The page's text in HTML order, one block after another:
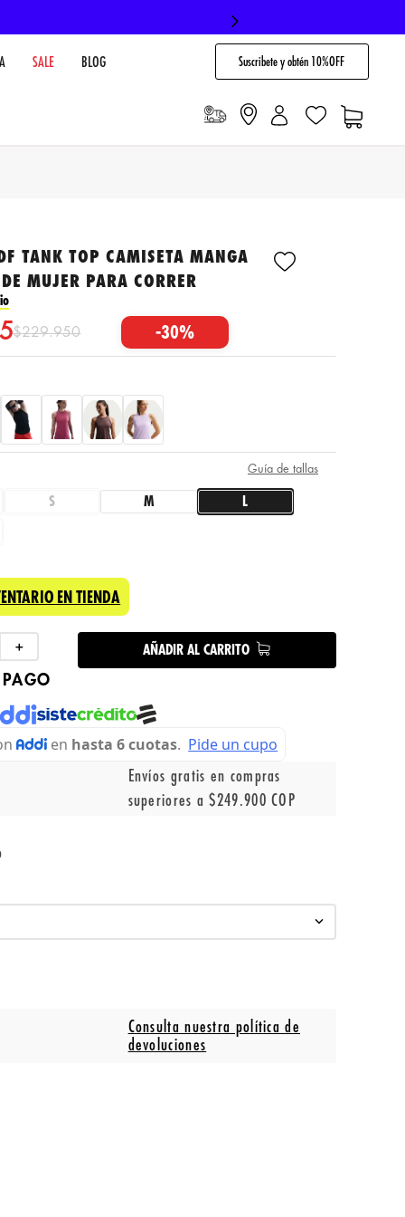
SALE BLOG Suscribete y obtén 10%OFF
TANK TOP CAMISETA MANGA
MUJER PARA CORRER
$229.950 -30%
S M L
Guía de tallas
EN TIENDA
＋ AÑADIR AL CARRITO
Envíos gratis en compras
superiores a $249.900 COP
Consulta nuestra política de
devoluciones